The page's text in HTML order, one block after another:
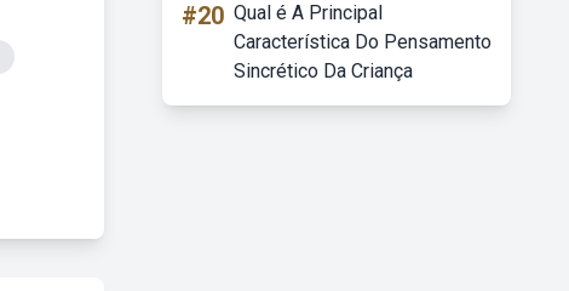
#20 Qual é A Principal
Característica Do Pensamento
Sincrético Da Criança